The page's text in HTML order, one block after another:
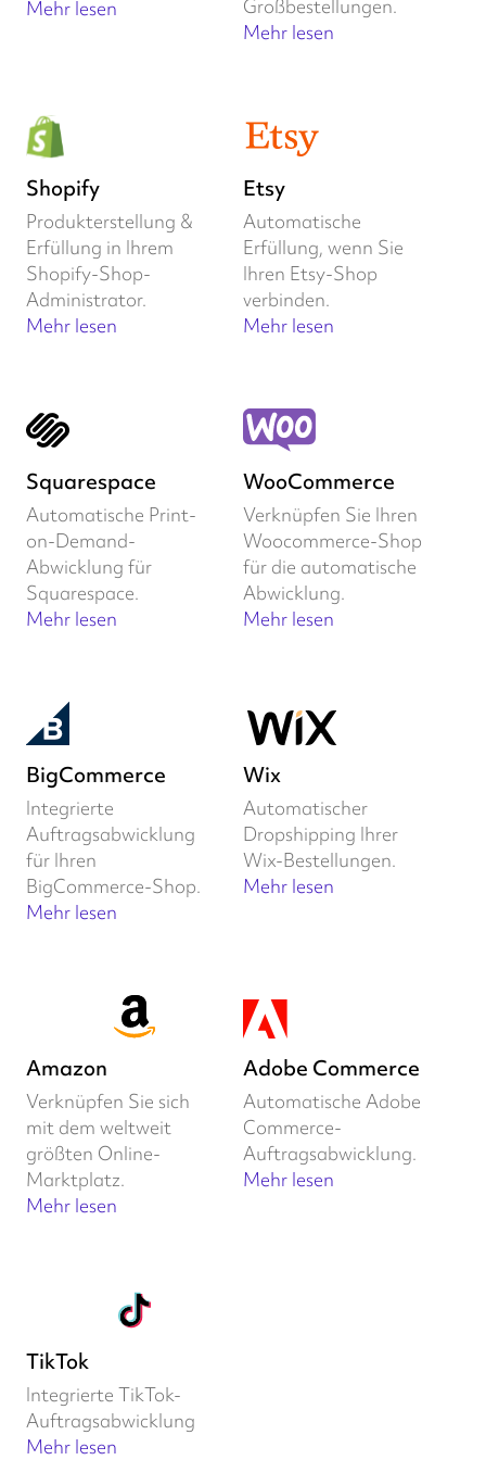
Mehr lesen
Großbestellungen.
Mehr lesen
Shopify
Produkterstellung &
Erfüllung in Ihrem
Shopify-Shop-
Administrator.
Mehr lesen
Etsy
Automatische
Erfüllung, wenn Sie
Ihren Etsy-Shop
verbinden.
Mehr lesen
Squarespace
Automatische Print-
on-Demand-
Abwicklung für
Squarespace.
Mehr lesen
WooCommerce
Verknüpfen Sie Ihren
Woocommerce-Shop
für die automatische
Abwicklung.
Mehr lesen
BigCommerce
Integrierte
Auftragsabwicklung
für Ihren
BigCommerce-Shop.
Mehr lesen
Wix
Automatischer
Dropshipping Ihrer
Wix-Bestellungen.
Mehr lesen
Amazon
Verknüpfen Sie sich
mit dem weltweit
größten Online-
Marktplatz.
Mehr lesen
Adobe Commerce
Automatische Adobe
Commerce-
Auftragsabwicklung.
Mehr lesen
TikTok
Integrierte TikTok-
Auftragsabwicklung
Mehr lesen